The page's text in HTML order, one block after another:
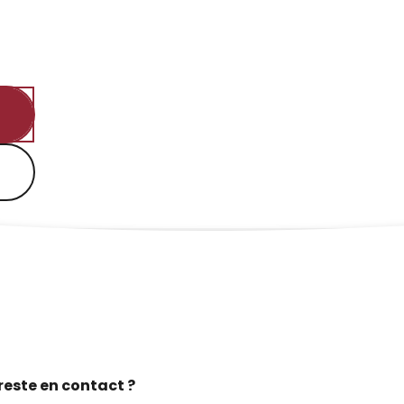
en contact ?